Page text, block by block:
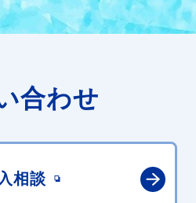
合わせ
相談